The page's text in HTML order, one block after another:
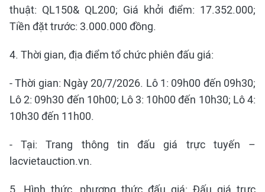
thuật: QL150& QL200; Giá khởi điểm: 17.352.000;
Tiền đặt trước: 3.000.000 đồng.
4. Thời gian, địa điểm tổ chức phiên đấu giá:
- Thời gian: Ngày 20/7/2026. Lô 1: 09h00 đến 09h30;
Lô 2: 09h30 đến 10h00; Lô 3: 10h00 đến 10h30; Lô 4:
10h30 đến 11h00.
- Tại: Trang thông tin đấu giá trực tuyến –
lacvietauction.vn.
5. Hình thức, phương thức đấu giá: Đấu giá trực